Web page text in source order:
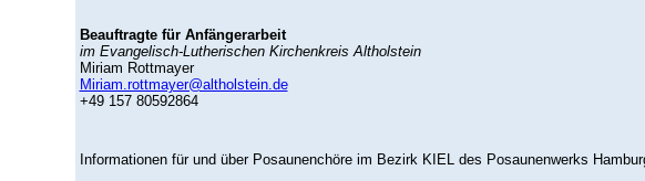
Beauftragte für Anfängerarbeit
im Evangelisch-Lutherischen Kirchenkreis Altholstein
Miriam Rottmayer
Miriam.rottmayer@altholstein.de
+49 157 80592864
Informationen für und über Posaunenchöre im Bezirk KIEL des Posaunenwerks